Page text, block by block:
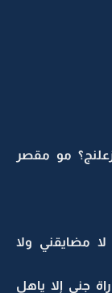
مو مقصر
مضايقني ولا
جني إلا ياهل